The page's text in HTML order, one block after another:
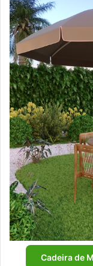
Cadeira de